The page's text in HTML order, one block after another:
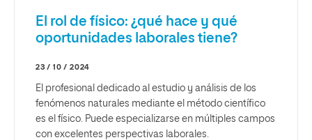
El rol de físico: ¿qué hace y qué
oportunidades laborales tiene?
23 / 10 / 2024
El profesional dedicado al estudio y análisis de los
fenómenos naturales mediante el método científico
es el físico. Puede especializarse en múltiples campos
con excelentes perspectivas laborales.